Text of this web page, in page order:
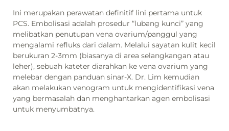
Ini merupakan perawatan definitif lini pertama untuk
PCS. Embolisasi adalah prosedur “lubang kunci” yang
melibatkan penutupan vena ovarium/panggul yang
mengalami refluks dari dalam. Melalui sayatan kulit kecil
berukuran 2-3mm (biasanya di area selangkangan atau
leher), sebuah kateter diarahkan ke vena ovarium yang
melebar dengan panduan sinar-X. Dr. Lim kemudian
akan melakukan venogram untuk mengidentifikasi vena
yang bermasalah dan menghantarkan agen embolisasi
untuk menyumbatnya.